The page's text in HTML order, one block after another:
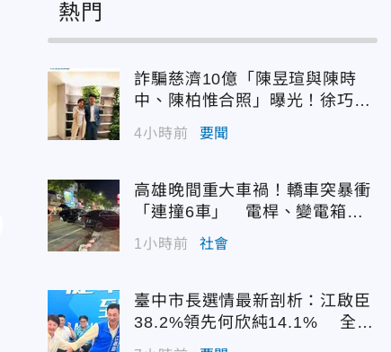
熱門
詐騙慈濟10億「陳昱瑄與陳時
中、陳柏惟合照」曝光！徐巧芯
震撼出手
4小時前 要聞
高雄晚間重大車禍！轎車突暴衝
「連撞6車」 電桿、變電箱全
遭殃
1小時前 社會
臺中市長選情最新剖析：江啟臣
38.2%領先何欣純14.1% 全世
代支持度全面居首